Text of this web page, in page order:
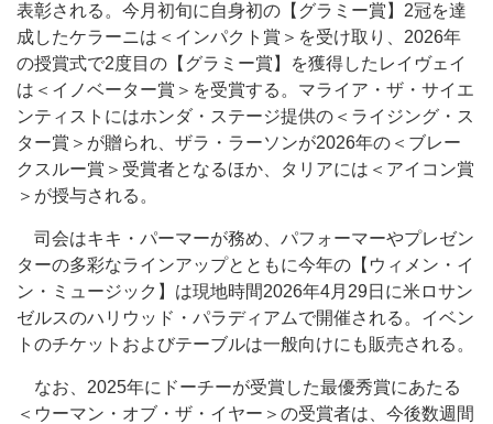
表彰される。今月初旬に自身初の【グラミー賞】2冠を達
成したケラーニは＜インパクト賞＞を受け取り、2026年
の授賞式で2度目の【グラミー賞】を獲得したレイヴェイ
は＜イノベーター賞＞を受賞する。マライア・ザ・サイエ
ンティストにはホンダ・ステージ提供の＜ライジング・ス
ター賞＞が贈られ、ザラ・ラーソンが2026年の＜ブレー
クスルー賞＞受賞者となるほか、タリアには＜アイコン賞
＞が授与される。
司会はキキ・パーマーが務め、パフォーマーやプレゼン
ターの多彩なラインアップとともに今年の【ウィメン・イ
ン・ミュージック】は現地時間2026年4月29日に米ロサン
ゼルスのハリウッド・パラディアムで開催される。イベン
トのチケットおよびテーブルは一般向けにも販売される。
なお、2025年にドーチーが受賞した最優秀賞にあたる
＜ウーマン・オブ・ザ・イヤー＞の受賞者は、今後数週間